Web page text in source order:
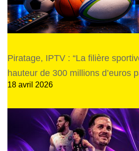
Piratage, IPTV : “La filière
hauteur de 300 millions d’euros
18 avril 2026